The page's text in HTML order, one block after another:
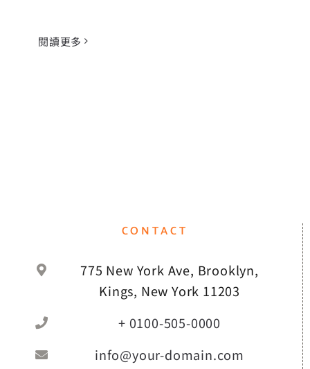
閱讀更多
CONTACT
775 New York Ave, Brooklyn,
Kings, New York 11203
+ 0100-505-0000
info@your-domain.com